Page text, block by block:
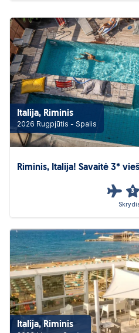
Italija, Riminis
2026 Rugpjūtis - Spalis
Riminis, Italija! Savaitė 3*
3
Italija, Riminis